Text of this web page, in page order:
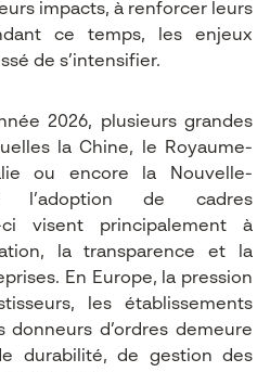
impacts, à renforcer leurs
ce temps, les enjeux
de s’intensifier.
2026, plusieurs grandes
la Chine, le Royaume-
ou encore la Nouvelle-
l’adoption de cadres
ci visent principalement à
la transparence et la
En Europe, la pression
les établissements
d’ordres demeure
durabilité, de gestion des